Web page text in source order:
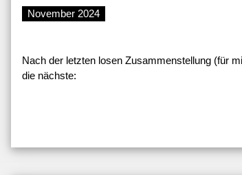
November 2024
Nach der letzten losen Zusammenstellung (für
die nächste: